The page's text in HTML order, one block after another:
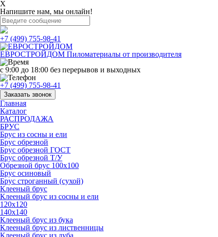
X
Напишите нам, мы онлайн!
+7 (499) 755-98-41
ЕВРОСТРОЙДОМ Пиломатериалы от производителя
с 9:00 до 18:00 без перерывов и выходных
+7 (499) 755-98-41
Заказать звонок
Главная
Каталог
РАСПРОДАЖА
БРУС
Брус из сосны и ели
Брус обрезной
Брус обрезной ГОСТ
Брус обрезной Т/У
Обрезной брус 100х100
Брус осиновый
Брус строганный (сухой)
Клееный брус
Клееный брус из сосны и ели
120х120
140х140
Клееный брус из бука
Клееный брус из лиственницы
Клееный брус из дуба